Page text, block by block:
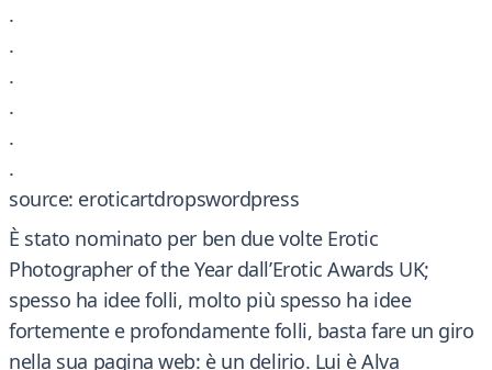
.
.
.
.
.
.
source: eroticartdropswordpress
È stato nominato per ben due volte Erotic
Photographer of the Year dall’Erotic Awards UK;
spesso ha idee folli, molto più spesso ha idee
fortemente e profondamente folli, basta fare un giro
nella sua pagina web: è un delirio. Lui è Alva